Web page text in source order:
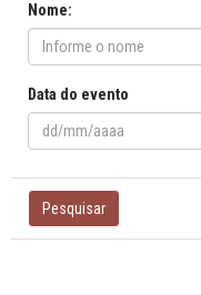
Nome:
Data do evento
Pesquisar